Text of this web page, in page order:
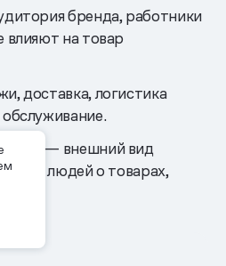
бренда, работники
на товар
доставка, логистика
— внешний вид
людей о товарах,